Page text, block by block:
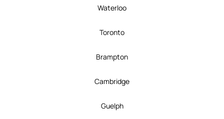
Waterloo
Toronto
Brampton
Cambridge
Guelph